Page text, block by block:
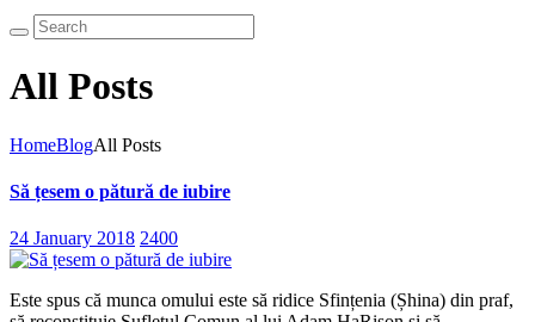
All Posts
HomeBlogAll Posts
Să țesem o pătură de iubire
24 January 2018 2400
Este spus că munca omului este să ridice Sfințenia (Șhina) din praf,